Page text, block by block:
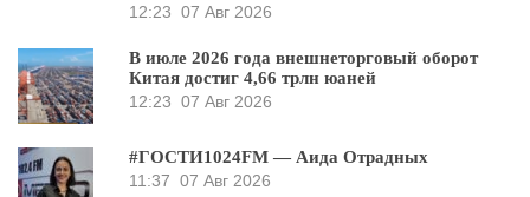
12:23 07 Авг 2026
В июле 2026 года внешнеторговый оборот
Китая достиг 4,66 трлн юаней
12:23 07 Авг 2026
#ГОСТИ1024FM — Аида Отрадных
11:37 07 Авг 2026